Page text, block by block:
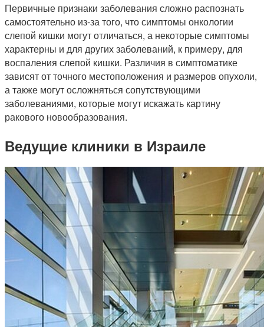
Первичные признаки заболевания сложно распознать
самостоятельно из-за того, что симптомы онкологии
слепой кишки могут отличаться, а некоторые симптомы
характерны и для других заболеваний, к примеру, для
воспаления слепой кишки. Различия в симптоматике
зависят от точного местоположения и размеров опухоли,
а также могут осложняться сопутствующими
заболеваниями, которые могут искажать картину
ракового новообразования.
Ведущие клиники в Израиле